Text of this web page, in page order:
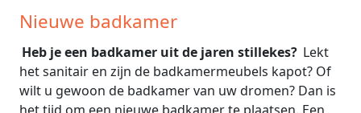
Nieuwe badkamer
Heb je een badkamer uit de jaren stillekes? Lekt
het sanitair en zijn de badkamermeubels kapot? Of
wilt u gewoon de badkamer van uw dromen? Dan is